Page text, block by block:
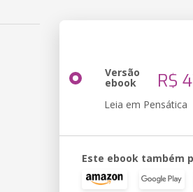
Versão
ebook R$
Leia em Pensática
Este ebook também